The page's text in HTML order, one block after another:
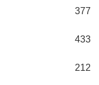
377
433
212